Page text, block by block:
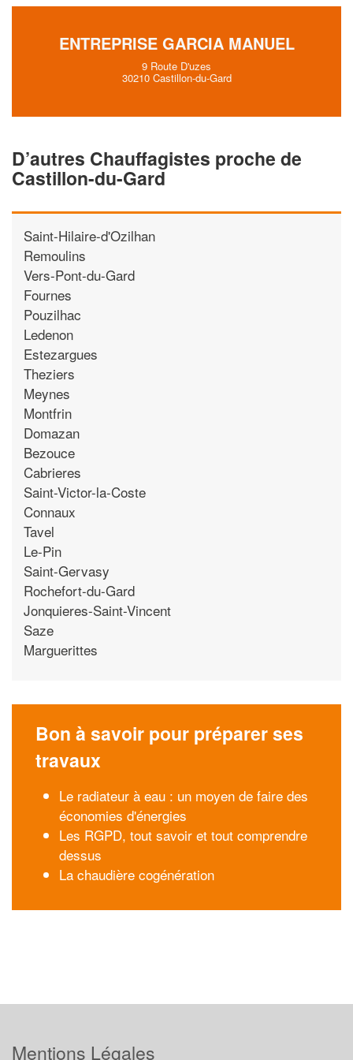
ENTREPRISE GARCIA MANUEL
9 Route D'uzes
30210 Castillon-du-Gard
D’autres Chauffagistes proche de
Castillon-du-Gard
Saint-Hilaire-d'Ozilhan
Remoulins
Vers-Pont-du-Gard
Fournes
Pouzilhac
Ledenon
Estezargues
Theziers
Meynes
Montfrin
Domazan
Bezouce
Cabrieres
Saint-Victor-la-Coste
Connaux
Tavel
Le-Pin
Saint-Gervasy
Rochefort-du-Gard
Jonquieres-Saint-Vincent
Saze
Marguerittes
Bon à savoir pour préparer ses
travaux
Le radiateur à eau : un moyen de faire des
économies d'énergies
Les RGPD, tout savoir et tout comprendre
dessus
La chaudière cogénération
Mentions Légales